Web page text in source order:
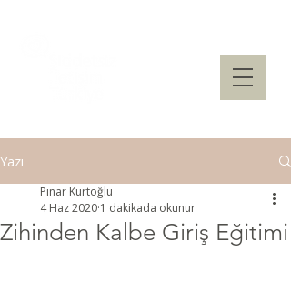
Yazı
Zihinden Kalbe Giriş Eğitimi
Pınar Kurtoğlu
4 Haz 2020 1 dakikada okunur